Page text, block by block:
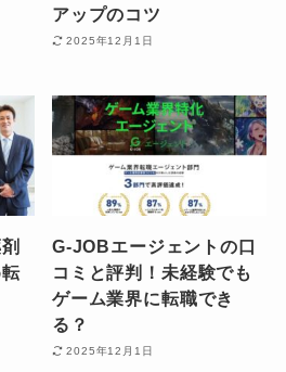
アップのコツ
2025年12月1日
G-JOBエージェントの口
コミと評判！未経験でも
ゲーム業界に転職でき
る？
2025年12月1日